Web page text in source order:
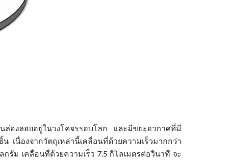
องลอยอยู่ในวงโคจรรอบโลก และมีขยะอวกาศที่มี
น เนื่องจากวัตถุเหล่านี้เคลื่อนที่ด้วยความเร็วมากกว่า
รัม เคลื่อนที่ด้วยความเร็ว 7.5 กิโลเมตรต่อวินาที จะ